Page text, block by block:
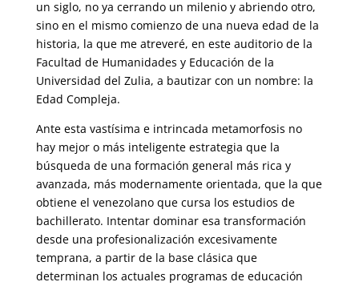
un siglo, no ya cerrando un milenio y abriendo otro,
sino en el mismo comienzo de una nueva edad de la
historia, la que me atreveré, en este auditorio de la
Facultad de Humanidades y Educación de la
Universidad del Zulia, a bautizar con un nombre: la
Edad Compleja.
Ante esta vastísima e intrincada metamorfosis no
hay mejor o más inteligente estrategia que la
búsqueda de una formación general más rica y
avanzada, más modernamente orientada, que la que
obtiene el venezolano que cursa los estudios de
bachillerato. Intentar dominar esa transformación
desde una profesionalización excesivamente
temprana, a partir de la base clásica que
determinan los actuales programas de educación